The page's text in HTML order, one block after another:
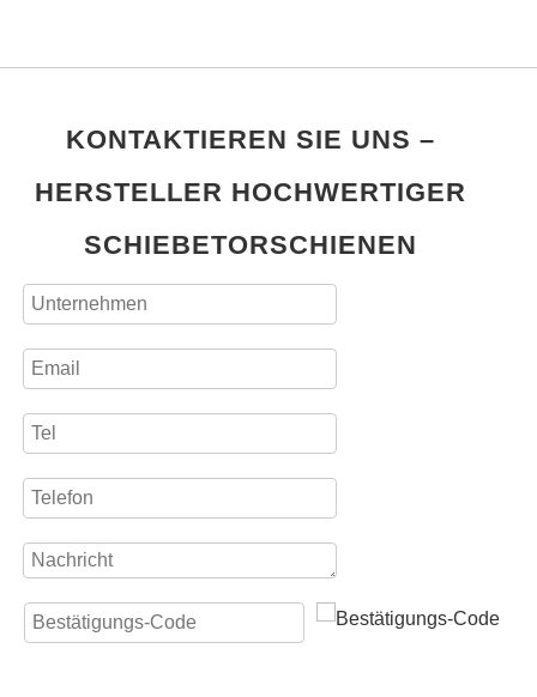
KONTAKTIEREN SIE UNS –
HERSTELLER HOCHWERTIGER
SCHIEBETORSCHIENEN